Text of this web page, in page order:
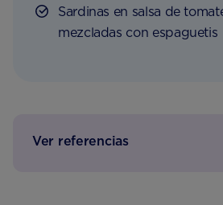
Sardinas en salsa de
mezcladas con espaguetis
Ver referencias